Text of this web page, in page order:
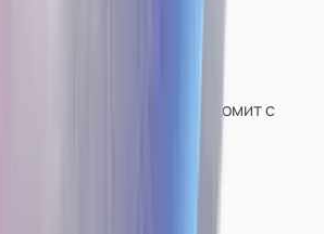
от студии
который познакомит с
что и где лежит,